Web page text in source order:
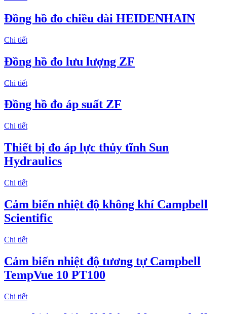
Đồng hồ đo chiều dài HEIDENHAIN
Chi tiết
Đồng hồ đo lưu lượng ZF
Chi tiết
Đồng hồ đo áp suất ZF
Chi tiết
Thiết bị đo áp lực thủy tĩnh Sun
Hydraulics
Chi tiết
Cảm biến nhiệt độ không khí Campbell
Scientific
Chi tiết
Cảm biến nhiệt độ tương tự Campbell
TempVue 10 PT100
Chi tiết